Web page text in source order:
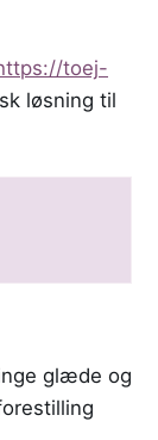
toej-
løsning til
glæde og